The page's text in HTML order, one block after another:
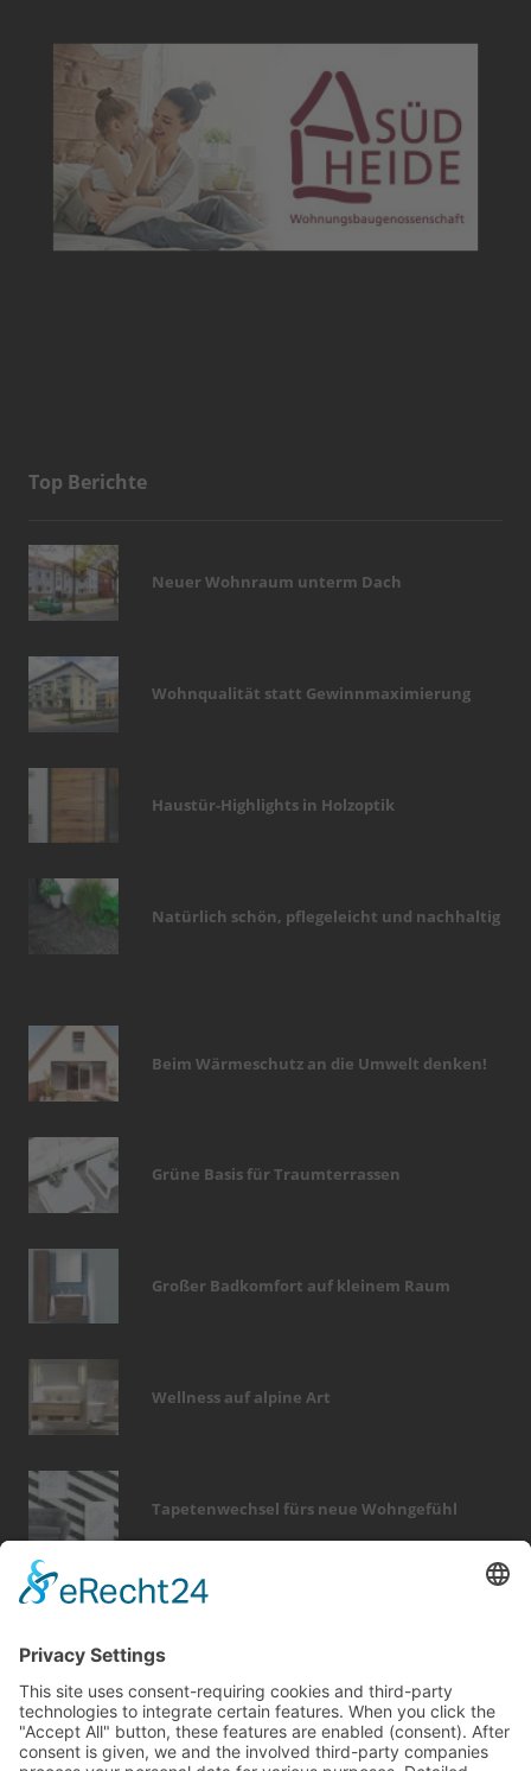
Top Berichte
Neuer Wohnraum unterm Dach
Wohnqualität statt Gewinnmaximierung
Haustür-Highlights in Holzoptik
Natürlich schön, pflegeleicht und nachhaltig
Beim Wärmeschutz an die Umwelt denken!
Grüne Basis für Traumterrassen
Großer Badkomfort auf kleinem Raum
Wellness auf alpine Art
Tapetenwechsel fürs neue Wohngefühl
sicherheit modernisieren sanieren
förderung
küche
hausbau fußboden outdoor dach